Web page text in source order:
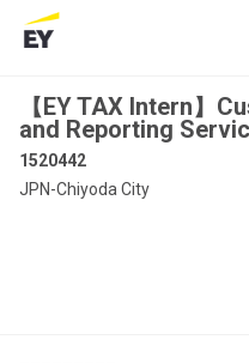
【EY TAX Intern】
and Reporting
1520442
JPN-Chiyoda City